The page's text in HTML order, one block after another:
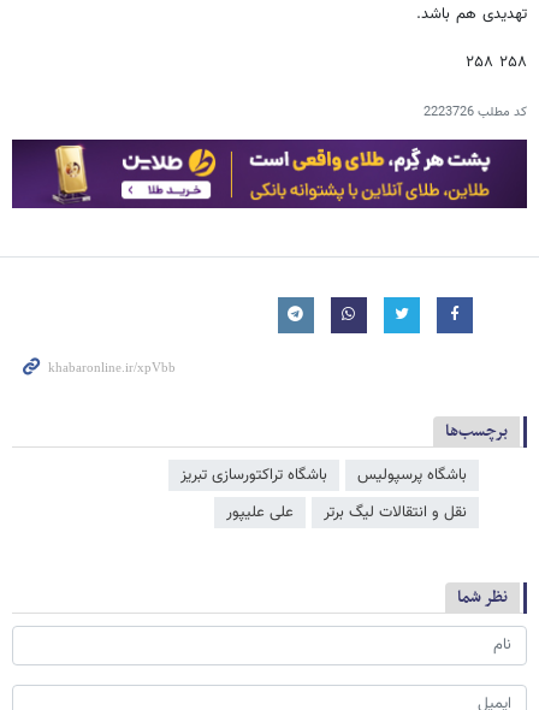
تهدیدی هم باشد.
۲۵۸ ۲۵۸
کد مطلب2223726
برچسب‌ها
باشگاه پرسپولیس
باشگاه تراکتورسازی تبریز
نقل و انتقالات لیگ برتر
علی علیپور
نظر شما